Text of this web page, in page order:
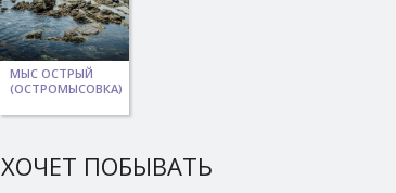
МЫС ОСТРЫЙ
(ОСТРОМЫСОВКА)
ХОЧЕТ ПОБЫВАТЬ